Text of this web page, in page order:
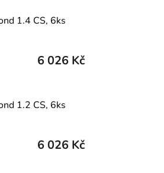
1.4 CS, 6ks
6 026 Kč
1.2 CS, 6ks
6 026 Kč